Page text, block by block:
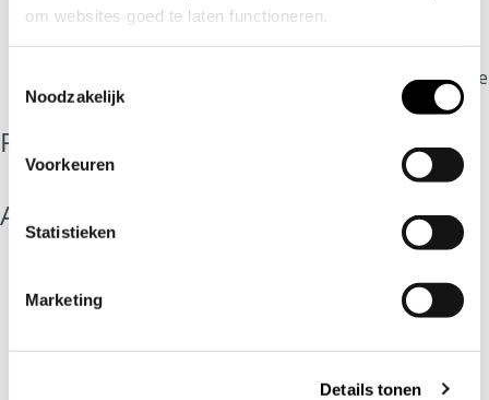
om websites goed te laten functioneren.
Noodzakelijk
Voorkeuren
Statistieken
Marketing
Details tonen
Center
De Stijlkamer biedt inspiratie voor architecten
Kom inspiratie opdoen in de Stijlkamer van Ode
Recente reacties
Archieven
april 2020